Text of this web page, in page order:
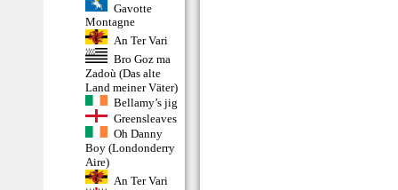
Gavotte
Montagne
An Ter Vari
Bro Goz ma
Zadoù (Das alte
Land meiner Väter)
Bellamy’s jig
Greensleaves
Oh Danny
Boy (Londonderry
Aire)
An Ter Vari